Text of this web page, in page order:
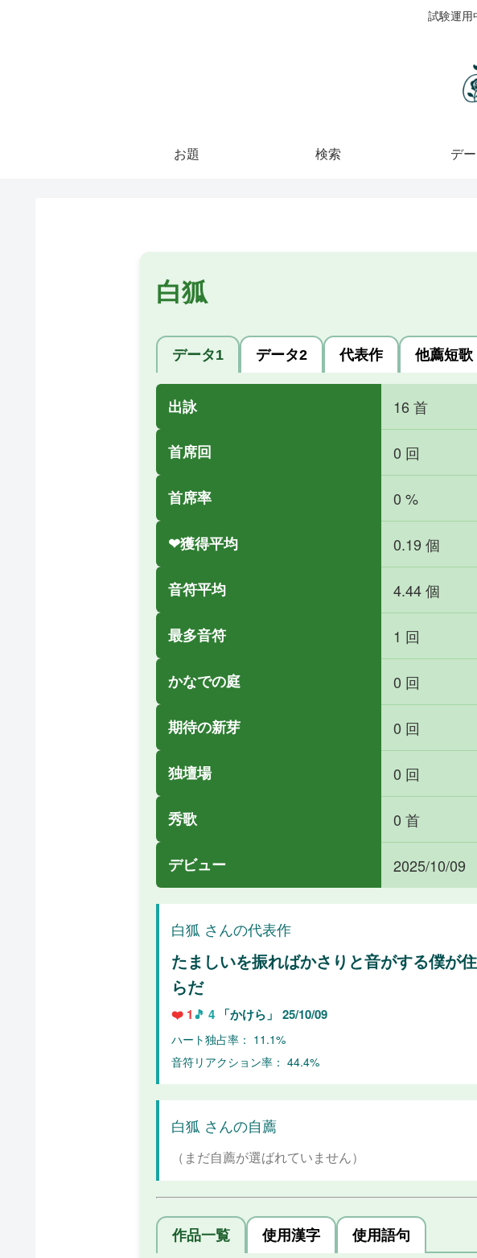
試験運用
お題 検索 デ
白狐
データ1 データ2 代表作 他薦短歌
出詠 16 首
首席回 0 回
首席率 0 %
❤獲得平均 0.19 個
音符平均 4.44 個
最多音符 1 回
かなでの庭 0 回
期待の新芽 0 回
独壇場 0 回
秀歌 0 首
デビュー 2025/10/09
白狐 さんの代表作
たましいを振ればかさりと音がする僕が
らだ
❤️ 1🎵 4 「かけら」 25/10/09
ハート独占率： 11.1%
音符リアクション率： 44.4%
白狐 さんの自薦
（まだ自薦が選ばれていません）
作品一覧 使用漢字 使用語句